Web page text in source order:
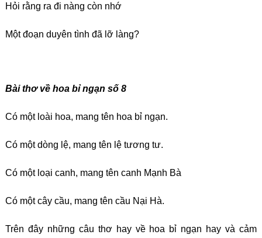
Hỏi rằng ra đi nàng còn nhớ
Một đoạn duyên tình đã lỡ làng?
Bài thơ về hoa bỉ ngạn số 8
Có một loài hoa, mang tên hoa bỉ ngạn.
Có một dòng lệ, mang tên lệ tương tư.
Có một loại canh, mang tên canh Mạnh Bà
Có một cây cầu, mang tên cầu Nại Hà.
Trên đây những câu thơ hay về hoa bỉ ngạn hay và cảm